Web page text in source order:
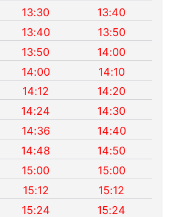
13:30
13:40
13:40
13:50
13:50
14:00
14:00
14:10
14:12
14:20
14:24
14:30
14:36
14:40
14:48
14:50
15:00
15:00
15:12
15:12
15:24
15:24